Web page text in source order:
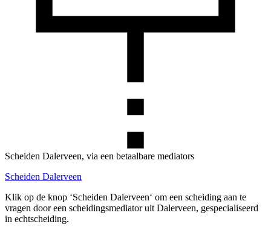
Scheiden Dalerveen, via een betaalbare mediators
Scheiden Dalerveen
Klik op de knop ‘Scheiden Dalerveen‘ om een scheiding aan te
vragen door een scheidingsmediator uit Dalerveen, gespecialiseerd
in echtscheiding.